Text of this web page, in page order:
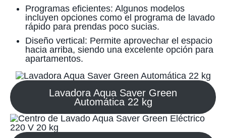
Programas eficientes: Algunos modelos
incluyen opciones como el programa de lavado
rápido para prendas poco sucias.
Diseño vertical: Permite aprovechar el espacio
hacia arriba, siendo una excelente opción para
apartamentos.
Lavadora Aqua Saver Green
Automática 22 kg